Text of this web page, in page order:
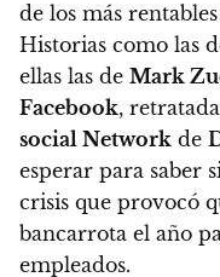
de los más
Historias como las
ellas las de Mark
Facebook,
social Network de
esperar para saber
crisis que provocó
bancarrota el año
empleados.